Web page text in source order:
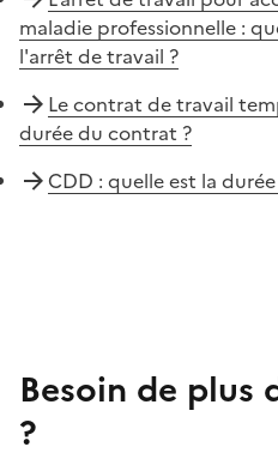
maladie professionnelle :
l'arrêt de travail ?
Le contrat de travail
durée du contrat ?
CDD : quelle est la
Besoin de
?